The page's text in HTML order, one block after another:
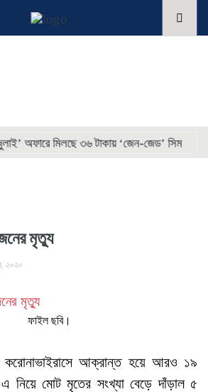
অফারে মিলছে ৩৬ টাকায় ‘জেন-জেড’ সিম * *
মৃত্যু
২০২০
ফাইল ছবি।
আক্রান্ত হয়ে আরও ১৯
নিয়ে মোট মৃতের সংখ্যা বেড়ে দাঁড়াল ৫